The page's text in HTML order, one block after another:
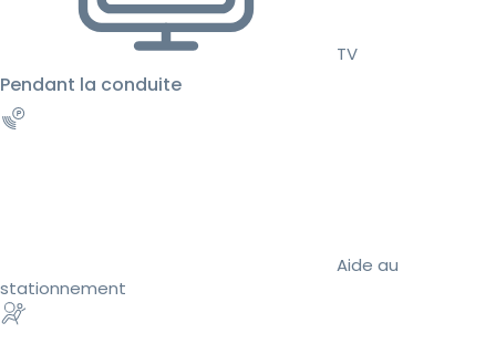
TV
Pendant la conduite
Aide au
stationnement